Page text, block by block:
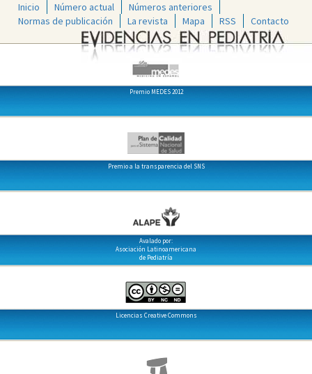
Inicio Número actual
Números anteriores
Normas de publicación
La revista Mapa RSS Contacto
Premio MEDES 2012
Premio a la transparencia del SNS
Avalado por:
Asociación Latinoamericana
de Pediatría
Licencias Creative Commons